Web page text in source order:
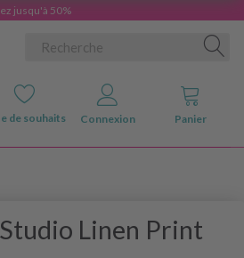
jusqu'à 50%
de souhaits Connexion Panier
Linen Print